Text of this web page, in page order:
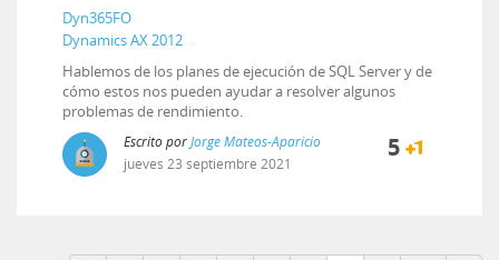
Dyn365FO
Dynamics AX 2012
Hablemos de los planes de ejecución de SQL Server y de
cómo estos nos pueden ayudar a resolver algunos
problemas de rendimiento.
Escrito porJorge Mateos-Aparicio
jueves 23 septiembre 2021
5